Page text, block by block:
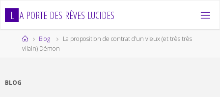
L A PORTE DES RÊVES LUCIDES
HomeBlog
La proposition de contrat d’un vieux (et très très
vilain) Démon
BLOG